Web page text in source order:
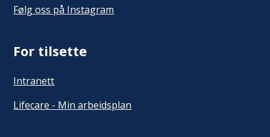
Følg oss på Instagram
For tilsette
Intranett
Lifecare - Min arbeidsplan